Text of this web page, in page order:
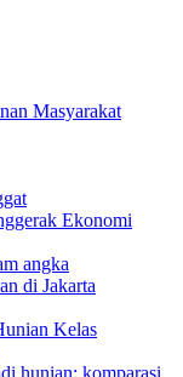
Masyarakat
Ekonomi
angka
di Jakarta
Kelas
hunian: komparasi